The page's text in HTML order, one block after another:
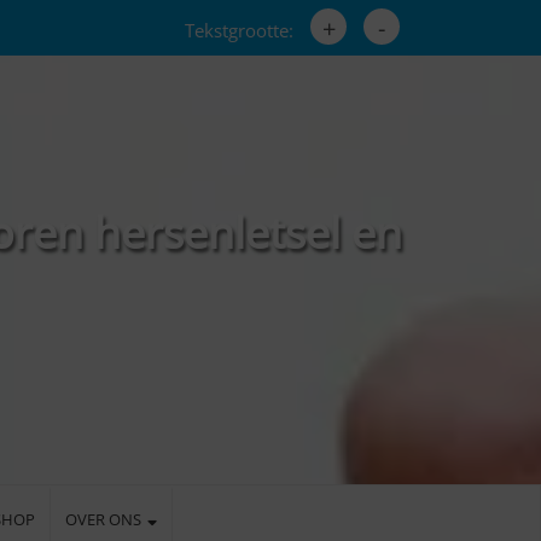
Tekstgrootte: + -
hersenletsel en
OVER ONS